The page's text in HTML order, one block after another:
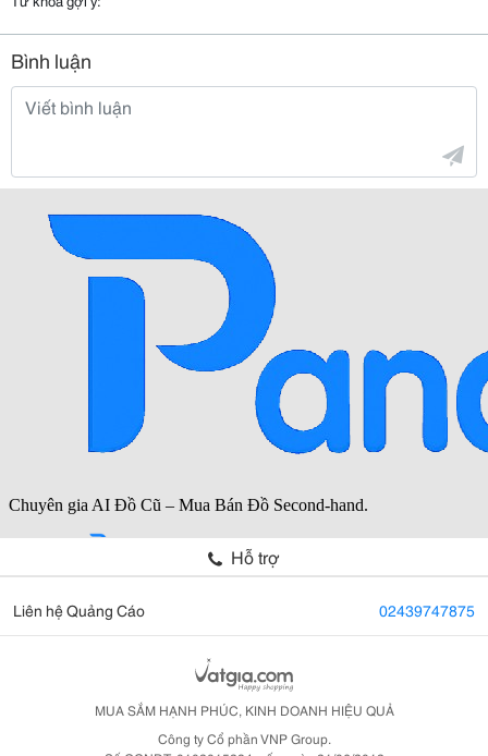
Bình luận
Hỗ trợ
Liên hệ Quảng Cáo 02439747875
MUA SẮM HẠNH PHÚC, KINH DOANH HIỆU QUẢ
Công ty Cổ phần VNP Group.